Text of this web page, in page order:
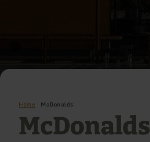
Home McDonalds
McDonalds